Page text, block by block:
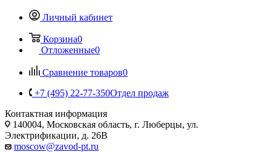
Личный кабинет
Корзина0
Отложенные0
Сравнение товаров0
+7 (495) 22-77-350Отдел продаж
Контактная информация
140004, Московская область, г. Люберцы, ул.
Электрификации, д. 26В
moscow@zavod-pt.ru